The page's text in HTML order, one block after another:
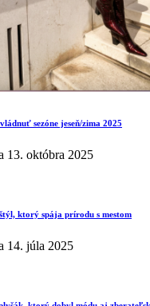
sezóne jeseň/zima 2025
13. októbra 2025
ktorý spája prírodu s mestom
14. júla 2025